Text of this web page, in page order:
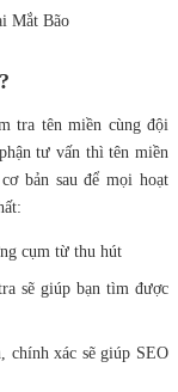
Mắt Bão
tra tên miền cùng đội
tư vấn thì tên miền
bản sau để mọi hoạt
cụm từ thu hút
sẽ giúp bạn tìm được
xác sẽ giúp SEO